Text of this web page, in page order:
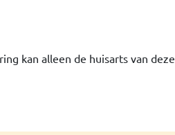
kan alleen de huisarts van deze